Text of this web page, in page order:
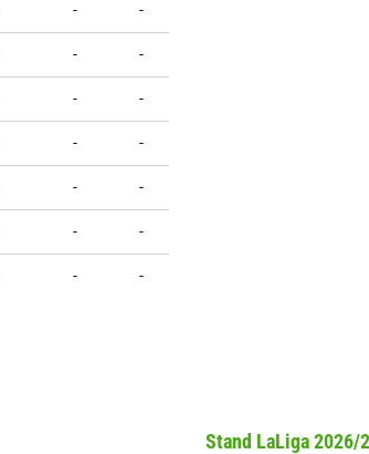
- -
- -
- -
- -
- -
- -
- -
Stand LaLiga 2026/